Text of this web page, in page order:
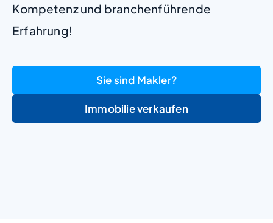
Kompetenz und branchenführende
Erfahrung!
Sie sind Makler?
Immobilie verkaufen